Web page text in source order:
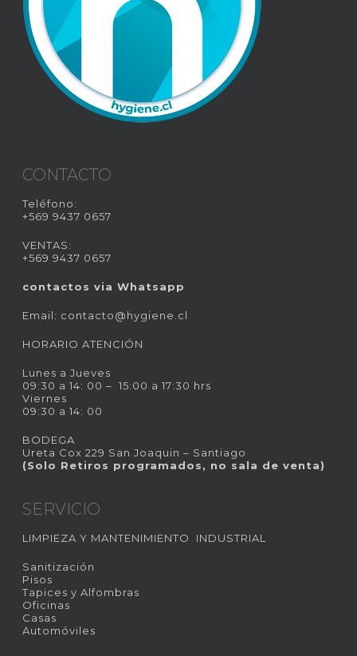
CONTACTO
Teléfono:
+569 9437 0657
VENTAS:
+569 9437 0657
contactos via Whatsapp
Email: contacto@hygiene.cl
HORARIO ATENCIÓN
Lunes a Jueves
09:30 a 14: 00 – 15:00 a 17:30 hrs
Viernes
09:30 a 14: 00
BODEGA
Ureta Cox 229 San Joaquin – Santiago
(Solo Retiros programados, no sala de venta)
SERVICIO
LIMPIEZA Y MANTENIMIENTO INDUSTRIAL
Sanitización
Pisos
Tapices y Alfombras
Oficinas
Casas
Automóviles